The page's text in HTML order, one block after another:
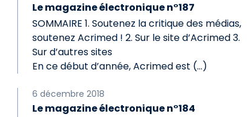
Le magazine électronique n°187
SOMMAIRE 1. Soutenez la critique des médias,
soutenez Acrimed ! 2. Sur le site d’Acrimed 3.
Sur d’autres sites
En ce début d’année, Acrimed est (…)
6 décembre 2018
Le magazine électronique n°184